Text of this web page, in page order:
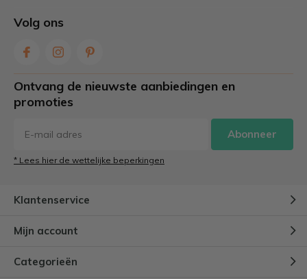
Volg ons
Ontvang de nieuwste aanbiedingen en
promoties
Abonneer
* Lees hier de wettelijke beperkingen
Klantenservice
Mijn account
Categorieën